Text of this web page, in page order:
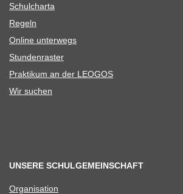
Schul­charta
Regeln
Online unter­wegs
Stun­den­ras­ter
Prak­ti­kum an der LEOGOS
Wir suchen
UNSERE SCHULGEMEINSCHAFT
Orga­ni­sa­tion